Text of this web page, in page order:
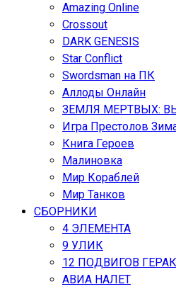
Amazing Online
Crossout
DARK GENESIS
Star Conflict
Swordsman на ПК
Аллоды Онлайн
ЗЕМЛЯ МЕРТВЫХ:
Игра Престолов
Книга Героев
Малиновка
Мир Кораблей
Мир Танков
СБОРНИКИ
4 ЭЛЕМЕНТА
9 УЛИК
12 ПОДВИГОВ
АВИА НАЛЕТ